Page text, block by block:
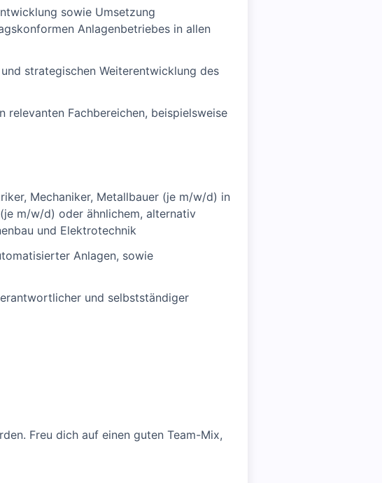
sowie Umsetzung
Anlagenbetriebes in allen
strategischen Weiterentwicklung des
Fachbereichen, beispielsweise
Mechaniker, Metallbauer (je m/w/d) in
m/w/d) oder ähnlichem, alternativ
und Elektrotechnik
Anlagen, sowie
und selbstständiger
Freu dich auf einen guten Team-Mix,